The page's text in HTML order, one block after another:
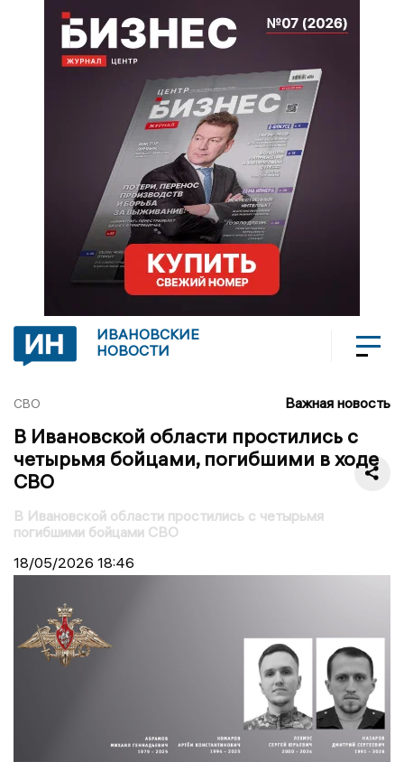
ИВАНОВСКИЕ
НОВОСТИ
СВО Важная новость
В Ивановской области простились с
четырьмя бойцами, погибшими в ходе
СВО
В Ивановской области простились с четырьмя
погибшими бойцами СВО
18/05/2026 18:46